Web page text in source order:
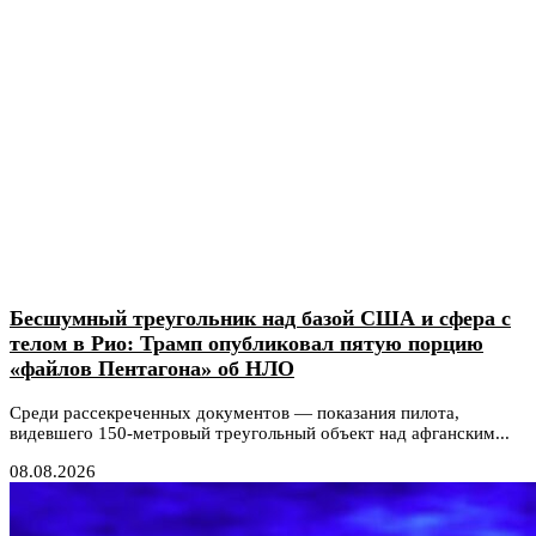
Бесшумный треугольник над базой США и сфера с
телом в Рио: Трамп опубликовал пятую порцию
«файлов Пентагона» об НЛО
Среди рассекреченных документов — показания пилота,
видевшего 150-метровый треугольный объект над афганским...
08.08.2026